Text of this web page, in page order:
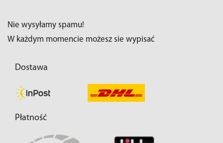
Nie wysyłamy spamu!
W każdym momencie możesz sie wypisać
Dostawa
Płatność